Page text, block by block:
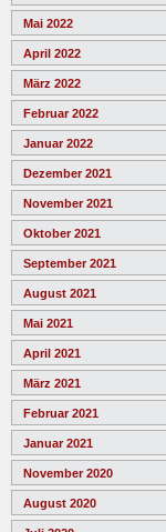
Mai 2022
April 2022
März 2022
Februar 2022
Januar 2022
Dezember 2021
November 2021
Oktober 2021
September 2021
August 2021
Mai 2021
April 2021
März 2021
Februar 2021
Januar 2021
November 2020
August 2020